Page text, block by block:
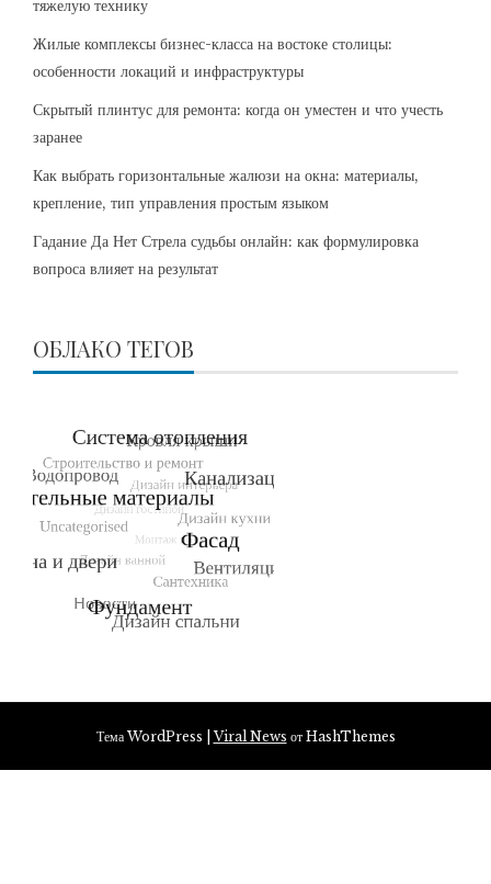
тяжелую технику
Жилые комплексы бизнес-класса на востоке столицы:
особенности локаций и инфраструктуры
Скрытый плинтус для ремонта: когда он уместен и что учесть
заранее
Как выбрать горизонтальные жалюзи на окна: материалы,
крепление, тип управления простым языком
Гадание Да Нет Стрела судьбы онлайн: как формулировка
вопроса влияет на результат
ОБЛАКО ТЕГОВ
Тема WordPress |Viral News от HashThemes